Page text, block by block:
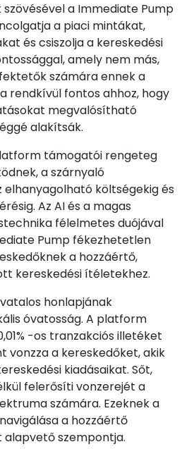
szövésével a Immediate Pump
a piaci mintákat,
és csiszolja a kereskedési
amely nem más,
számára ennek a
rendkívül fontos ahhoz, hogy
megvalósítható
alakítsák.
támogatói rengeteg
a szárnyaló
költségekig és
Az AI és a magas
félelmetes duójával
Pump fékezhetetlen
a hozzáértő,
kereskedési ítéletekhez.
honlapjának
óvatosság. A platform
-os tranzakciós illetéket
vonzza a kereskedőket, akik
kiadásaikat. Sőt,
felerősíti vonzerejét a
számára. Ezeknek a
a hozzáértő
szempontja.